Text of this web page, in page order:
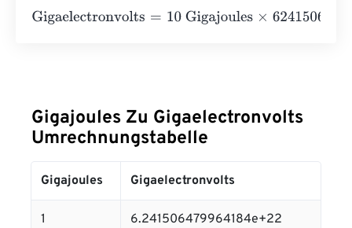
Gigaelectronvolts=10 Gigajoules×
Gigajoules Zu Gigaelectronvolts
Umrechnungstabelle
Gigajoules Gigaelectronvolts
1 6.241506479964184e+22